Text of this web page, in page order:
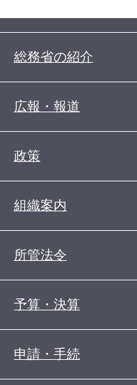
総務省の紹介
広報・報道
政策
組織案内
所管法令
予算・決算
申請・手続